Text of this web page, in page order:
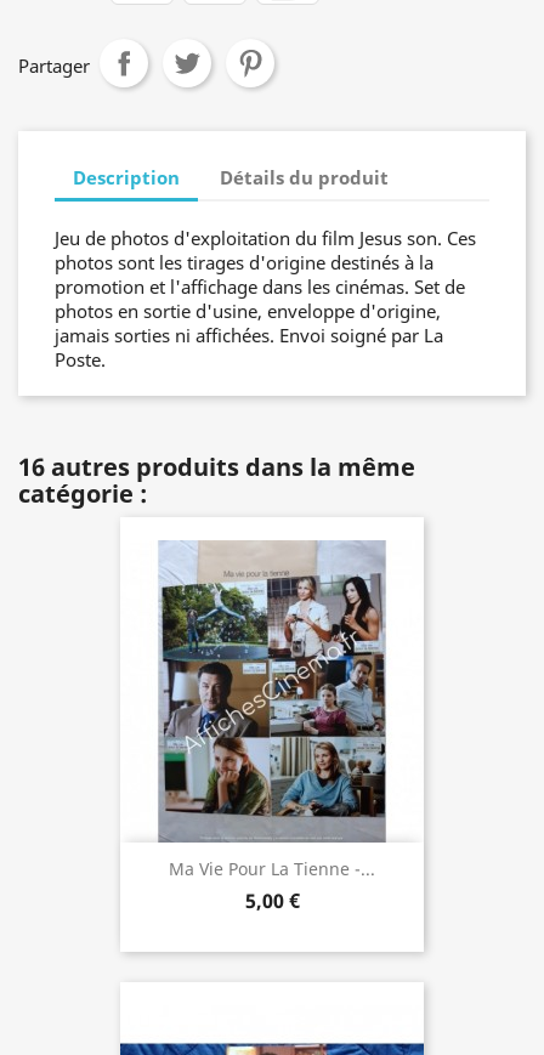
Partager
Description Détails du produit
Jeu de photos d'exploitation du film Jesus son. Ces
photos sont les tirages d'origine destinés à la
promotion et l'affichage dans les cinémas. Set de
photos en sortie d'usine, enveloppe d'origine,
jamais sorties ni affichées. Envoi soigné par La
Poste.
16 autres produits dans la même
catégorie :
Ma Vie Pour La Tienne -...
5,00 €